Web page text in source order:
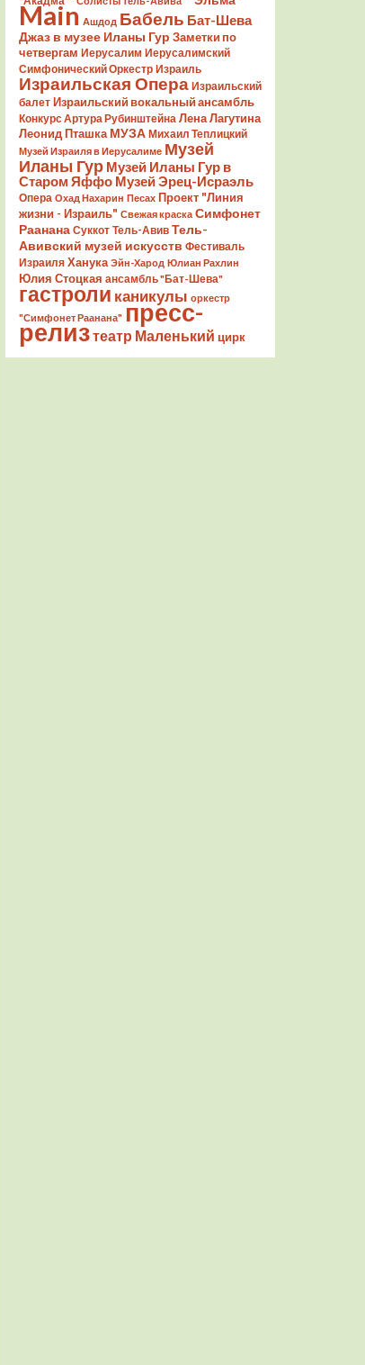
Main Ашдод Бабель Бат-Шева
Джаз в музее Иланы Гур Заметки по
четвергам Иерусалим Иерусалимский
Симфонический Оркестр Израиль
Израильская Опера Израильский
балет Израильский вокальный ансамбль
Конкурс Артура Рубинштейна Лена Лагутина
Леонид Пташка МУЗА Михаил Теплицкий
Музей Израиля в Иерусалиме Музей
Иланы Гур Музей Иланы Гур в
Старом Яффо Музей Эрец-Исраэль
Опера Охад Нахарин Песах Проект "Линия
жизни - Израиль" Свежая краска Симфонет
Раанана Суккот Тель-Авив Тель-
Авивский музей искусств Фестиваль
Израиля Ханука Эйн-Харод Юлиан Рахлин
Юлия Стоцкая ансамбль "Бат-Шева"
гастроли каникулы оркестр
"Симфонет Раанана" пресс-
релизтеатр Маленький цирк